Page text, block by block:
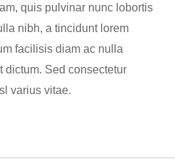
quis pulvinar nunc lobortis
nibh, a tincidunt lorem
facilisis diam ac nulla
dictum. Sed consectetur
varius vitae.